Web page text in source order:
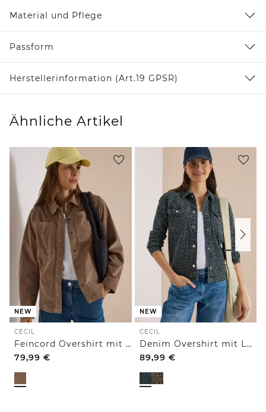
Material und Pflege
Passform
Herstellerinformation (Art.19 GPSR)
Ähnliche Artikel
NEW
CECIL
Feincord Overshirt mit Brusttaschen
79,99 €
NEW
CECIL
Denim Overshirt mit Leo-Muster
89,99 €